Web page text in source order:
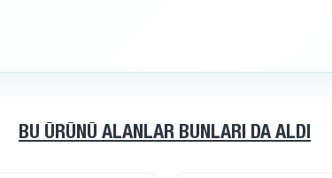
BU ÜRÜNÜ ALANLAR BUNLARI DA ALDI